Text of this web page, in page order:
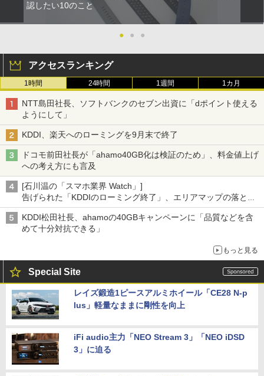
認したい10のこと
● ● ●
アクセスランキング
1時間 24時間 1週間 1カ月
NTT島田社長、ソフトバンクのセブン出資に「dポイント使える
ようにして」
KDDI、楽天へのローミングを9月末で終了
ドコモ前田社長が「ahamo40GB化は検証のため」、料金値上げ
への考え方にも言及
[石川温の「スマホ業界 Watch」]
告げられた「KDDIのローミング終了」、エリアマップの落とし
穴と楽天モバイルの課題
KDDI松田社長、ahamoの40GBキャンペーンに「品質などを含
めて十分対抗できる」
もっと見る
Special Site
レイズ鍛造1ピースアルミホイール「CE28 N-p
lus」軽量なままに剛性を向上
iFi audio主力「NEO Stream 3」「NEO iDSD
3」に迫る